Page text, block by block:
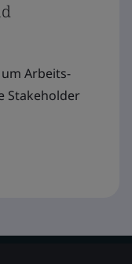
Arbeits-
Stakeholder